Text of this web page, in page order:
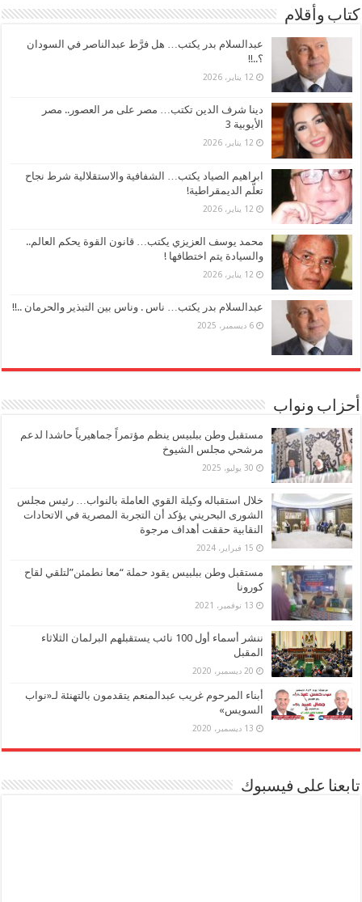
كتاب وأقلام
عبدالسلام بدر يكتب… هل فرَّط عبدالناصر في السودان
؟..!!
12 يناير، 2026
دينا شرف الدين تكتب… مصر على مر العصور.. مصر
الأيوبية 3
12 يناير، 2026
ابراهيم الصياد يكتب… الشفافية والاستقلالية شرط نجاح
تعلُّم الديمقراطية!
12 يناير، 2026
محمد يوسف العزيزي يكتب… قانون القوة يحكم العالم..
والسيادة يتم اختطافها !
12 يناير، 2026
عبدالسلام بدر يكتب… ناس . وناس بين التبذير والحرمان ..!!
6 ديسمبر، 2025
أحزاب ونواب
مستقبل وطن ببلبيس ينظم مؤتمراً جماهيرياً حاشدا لدعم
مرشحي مجلس الشيوخ
30 يوليو، 2025
خلال استقباله وكيلة القوي العاملة بالنواب… رئيس مجلس
الشورى البحريني يؤكد أن التجربة المصرية في الاتحادات
النقابية حققت أهداف مرجوة
15 فبراير، 2024
مستقبل وطن ببلبيس يقود حملة “معا نطمئن”لتلقي لقاح
كورونا
13 نوفمبر، 2021
ننشر أسماء أول 100 نائب يستقبلهم البرلمان الثلاثاء
المقبل
20 ديسمبر، 2020
أبناء المرحوم غريب عبدالمنعم يتقدمون بالتهنئة لـ«نواب
السويس»
13 ديسمبر، 2020
تابعنا على فيسبوك